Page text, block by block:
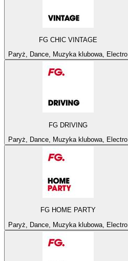
FG CHIC VINTAGE
Paryż, Dance, Muzyka klubowa, Electro
FG DRIVING
Paryż, Dance, Muzyka klubowa, Electro
FG HOME PARTY
Paryż, Dance, Muzyka klubowa, Electro